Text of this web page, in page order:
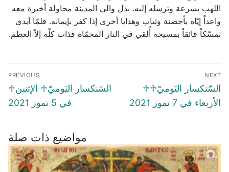
اللهب بسرعة وترسله إليه. بذل والي المدينة محاولة أخيرة معه
واعداً إيّاه بأحصنة وثياب وهدايا أخرى إذا كفر بإيمانه. فلمّا أبدى
تمسّكاً فائقاً بمسيحه أُلقي في النار المحمّاة فذاب كلّه إلاّ العظم.
Post
navigation
PREVIOUS
Previous
post:
♱السّنكسار اليَوميّ♱ الإثنين
في 5 تموز 2021
NEXT
Next
post:
♱السّنكسار اليَوميّ♱
الأربعاء في 7 تموز 2021
مواضيع ذات صلة